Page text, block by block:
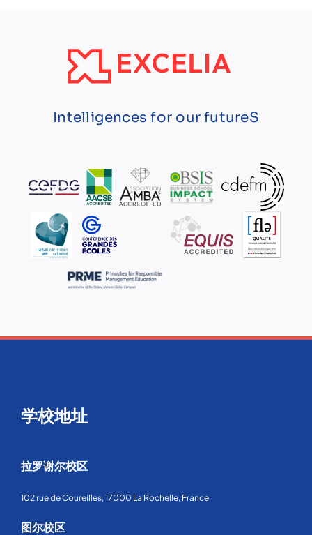
Intelligences for our futureS
学校地址
拉罗谢尔校区
102 rue de Coureilles, 17000 La Rochelle, France
图尔校区